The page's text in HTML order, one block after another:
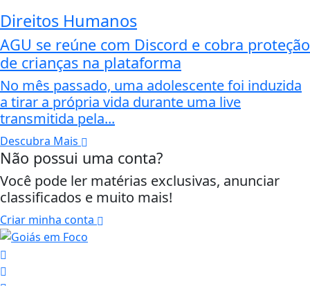
Direitos Humanos
AGU se reúne com Discord e cobra proteção
de crianças na plataforma
No mês passado, uma adolescente foi induzida
a tirar a própria vida durante uma live
transmitida pela...
Descubra Mais
Não possui uma conta?
Você pode ler matérias exclusivas, anunciar
classificados e muito mais!
Criar minha conta